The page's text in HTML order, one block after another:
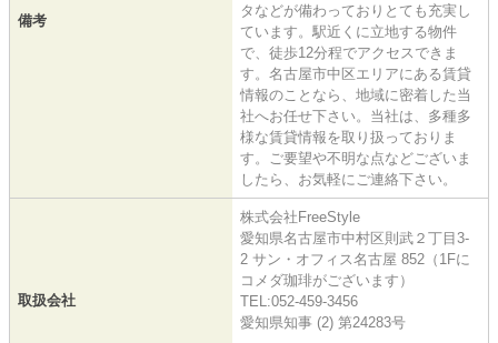
備考
タなどが備わっておりとても充実し
ています。駅近くに立地する物件
で、徒歩12分程でアクセスできま
す。名古屋市中区エリアにある賃貸
情報のことなら、地域に密着した当
社へお任せ下さい。当社は、多種多
様な賃貸情報を取り扱っておりま
す。ご要望や不明な点などございま
したら、お気軽にご連絡下さい。
取扱会社
株式会社FreeStyle
愛知県名古屋市中村区則武２丁目3-
2 サン・オフィス名古屋 852（1Fに
コメダ珈琲がございます）
TEL:052-459-3456
愛知県知事 (2) 第24283号